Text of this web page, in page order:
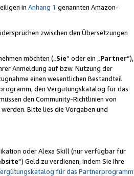
in Anhang 1 genannten Amazon-
zwischen den Übersetzungen
möchten („Sie“ oder ein „Partner“),
Anmeldung auf bzw. Nutzung der
einen wesentlichen Bestandteil
den Vergütungskatalog für das
den Community-Richtlinien von
Bitte lies die Vorgaben und
oder Alexa Skill (nur verfügbar für
“) Geld zu verdienen, indem Sie Ihre
für das Partnerprogramm